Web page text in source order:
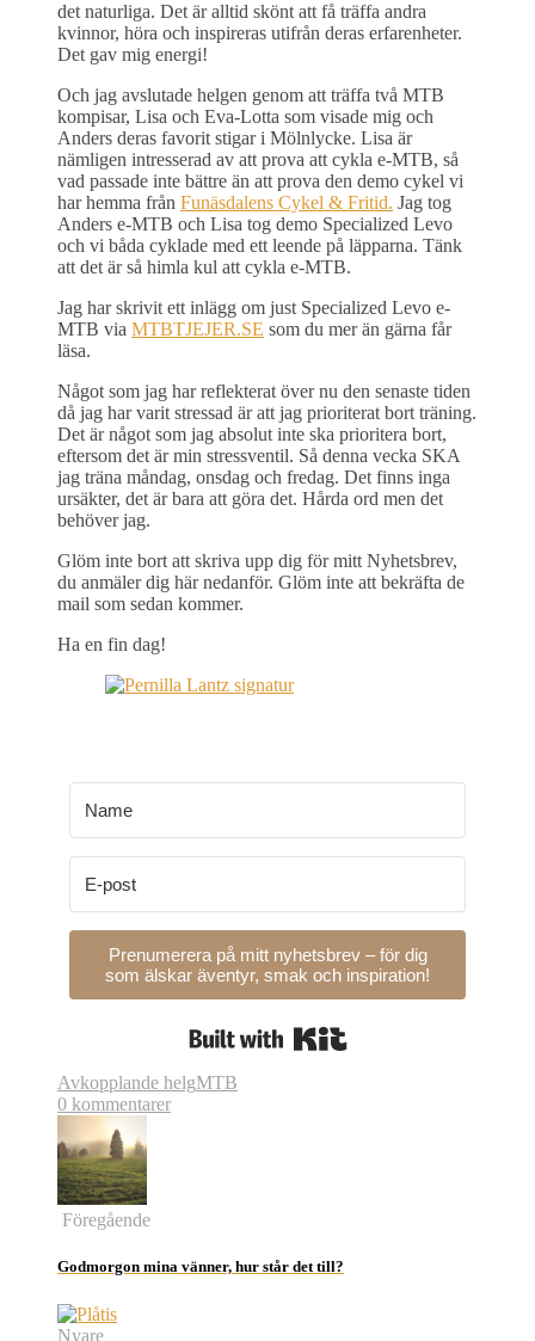
det naturliga. Det är alltid skönt att få träffa andra
kvinnor, höra och inspireras utifrån deras erfarenheter.
Det gav mig energi!
Och jag avslutade helgen genom att träffa två MTB
kompisar, Lisa och Eva-Lotta som visade mig och
Anders deras favorit stigar i Mölnlycke. Lisa är
nämligen intresserad av att prova att cykla e-MTB, så
vad passade inte bättre än att prova den demo cykel vi
har hemma från Funäsdalens Cykel & Fritid. Jag tog
Anders e-MTB och Lisa tog demo Specialized Levo
och vi båda cyklade med ett leende på läpparna. Tänk
att det är så himla kul att cykla e-MTB.
Jag har skrivit ett inlägg om just Specialized Levo e-
MTB via MTBTJEJER.SE som du mer än gärna får
läsa.
Något som jag har reflekterat över nu den senaste tiden
då jag har varit stressad är att jag prioriterat bort träning.
Det är något som jag absolut inte ska prioritera bort,
eftersom det är min stressventil. Så denna vecka SKA
jag träna måndag, onsdag och fredag. Det finns inga
ursäkter, det är bara att göra det. Hårda ord men det
behöver jag.
Glöm inte bort att skriva upp dig för mitt Nyhetsbrev,
du anmäler dig här nedanför. Glöm inte att bekräfta de
mail som sedan kommer.
Ha en fin dag!
Prenumerera på mitt nyhetsbrev – för dig
som älskar äventyr, smak och inspiration!
Avkopplande helgMTB
0 kommentarer
Föregående
Godmorgon mina vänner, hur står det till?
Nyare